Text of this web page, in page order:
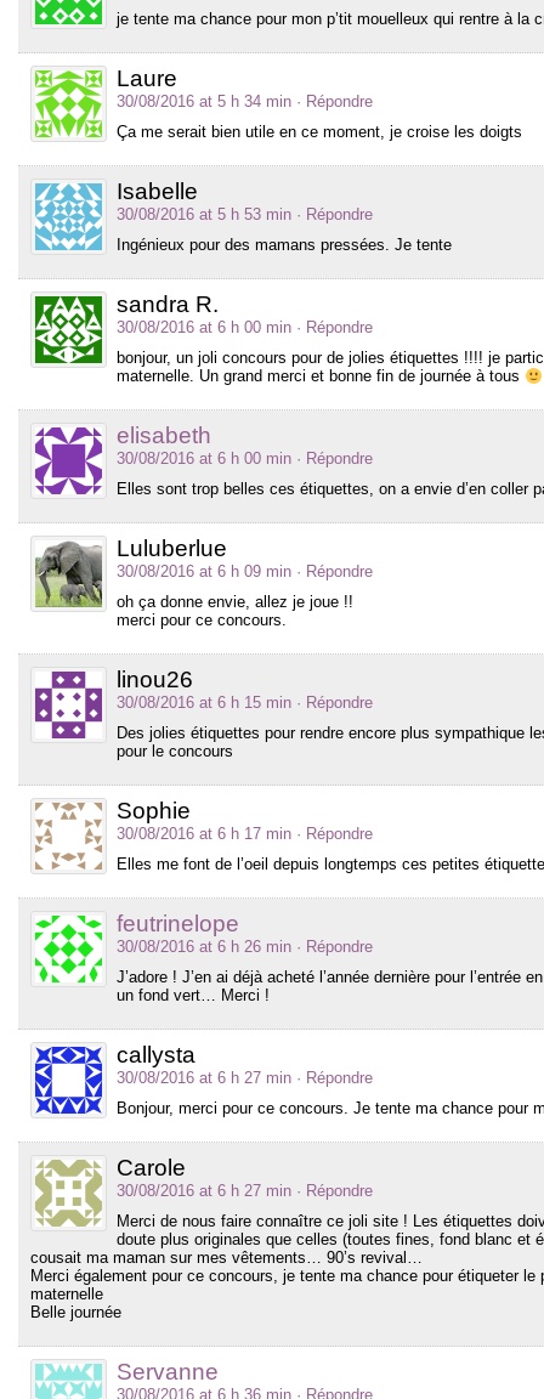
je tente ma chance pour mon p’tit mouelleux qui rentre à la
Laure
30/08/2016 at 5 h 34 min · Répondre
Ça me serait bien utile en ce moment, je croise les doigts
Isabelle
30/08/2016 at 5 h 53 min · Répondre
Ingénieux pour des mamans pressées. Je tente
sandra R.
30/08/2016 at 6 h 00 min · Répondre
bonjour, un joli concours pour de jolies étiquettes !!!! je
maternelle. Un grand merci et bonne fin de journée à tous
elisabeth
30/08/2016 at 6 h 00 min · Répondre
Elles sont trop belles ces étiquettes, on a envie d’en coller
Luluberlue
30/08/2016 at 6 h 09 min · Répondre
oh ça donne envie, allez je joue !!
merci pour ce concours.
linou26
30/08/2016 at 6 h 15 min · Répondre
Des jolies étiquettes pour rendre encore plus sympathique
pour le concours
Sophie
30/08/2016 at 6 h 17 min · Répondre
Elles me font de l’oeil depuis longtemps ces petites
feutrinelope
30/08/2016 at 6 h 26 min · Répondre
J’adore ! J’en ai déjà acheté l’année dernière pour l’entrée
un fond vert… Merci !
callysta
30/08/2016 at 6 h 27 min · Répondre
Bonjour, merci pour ce concours. Je tente ma chance pour
Carole
30/08/2016 at 6 h 27 min · Répondre
Merci de nous faire connaître ce joli site ! Les étiquettes
doute plus originales que celles (toutes fines, fond blanc et
cousait ma maman sur mes vêtements… 90’s revival…
Merci également pour ce concours, je tente ma chance pour étiqueter le
maternelle
Belle journée
Servanne
30/08/2016 at 6 h 36 min · Répondre